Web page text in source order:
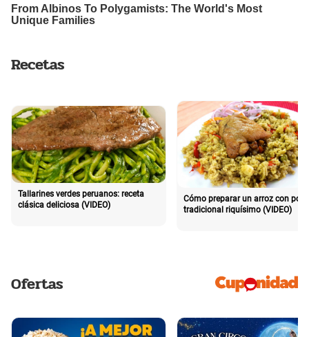
Recetas
Tallarines verdes peruanos: receta
clásica deliciosa (VIDEO)
Cómo preparar un arroz con pollo
tradicional riquísimo (VIDEO)
Ofertas